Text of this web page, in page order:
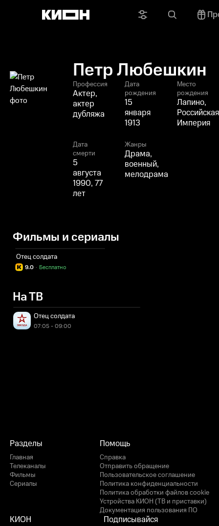
Петр Любешкин
Профессия
Актер,
актер
дубляжа
Дата
рождения
15
января
1913
Место
рождения
Лапино,
Российская
Империя
Дата
смерти
5
августа
1990, 77
лет
Жанры
Драма,
военный,
мелодрама
Фильмы и сериалы
Отец солдата
9.0 Бесплатно
·
На ТВ
Отец солдата
07:05 - 09:00
Разделы
Главная
Телеканалы
Фильмы
Сериалы
Помощь
Справка
Отправить обращение
Пользовательское соглашение
Политика конфиденциальности
Политика обработки файлов cookie
Устройства КИОН (ТВ и приставки)
Документация пользования ПО
КИОН Подписывайся